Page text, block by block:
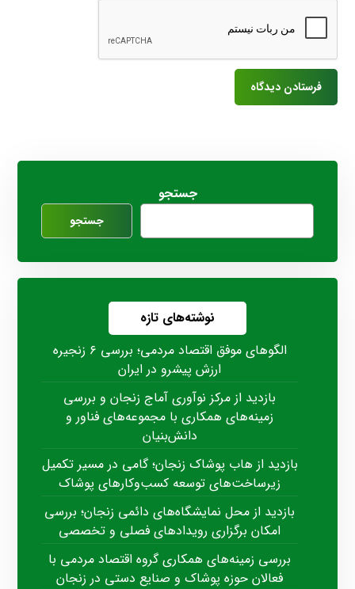
جستجو
جستجو
نوشته‌های تازه
الگوهای موفق اقتصاد مردمی؛ بررسی ۶ زنجیره
ارزش پیشرو در ایران
بازدید از مرکز نوآوری آماج زنجان و بررسی
زمینه‌های همکاری با مجموعه‌های فناور و
دانش‌بنیان
بازدید از هاب پوشاک زنجان؛ گامی در مسیر تکمیل
زیرساخت‌های توسعه کسب‌وکارهای پوشاک
بازدید از محل نمایشگاه‌های دائمی زنجان؛ بررسی
امکان برگزاری رویدادهای فصلی و تخصصی
بررسی زمینه‌های همکاری گروه اقتصاد مردمی با
فعالان حوزه پوشاک و صنایع دستی در زنجان